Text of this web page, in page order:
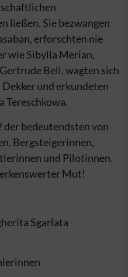
ließen. Sie bezwangen
erforschten nie
wie Sibylla Merian,
Bell, wagten sich
Dekker und erkundeten
Tereschkowa.
der bedeutendsten von
Bergsteigerinnen,
und Pilotinnen.
Mut!
Sgarlata